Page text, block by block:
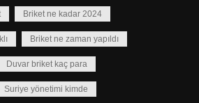
Briket ne kadar 2024
Briket ne zaman yapıldı
Duvar briket kaç para
Suriye yönetimi kimde